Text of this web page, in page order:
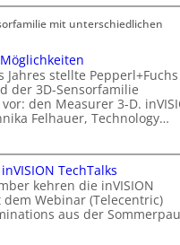
mit unterschiedlichen
Jahres stellte
der 3D-Sensorfamilie
den Measurer 3-D.
Felhauer, Technology…
TechTalks
kehren die inVISION
dem Webinar (Telecentric)
aus der